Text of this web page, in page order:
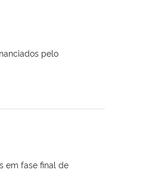
pelo
em fase final de